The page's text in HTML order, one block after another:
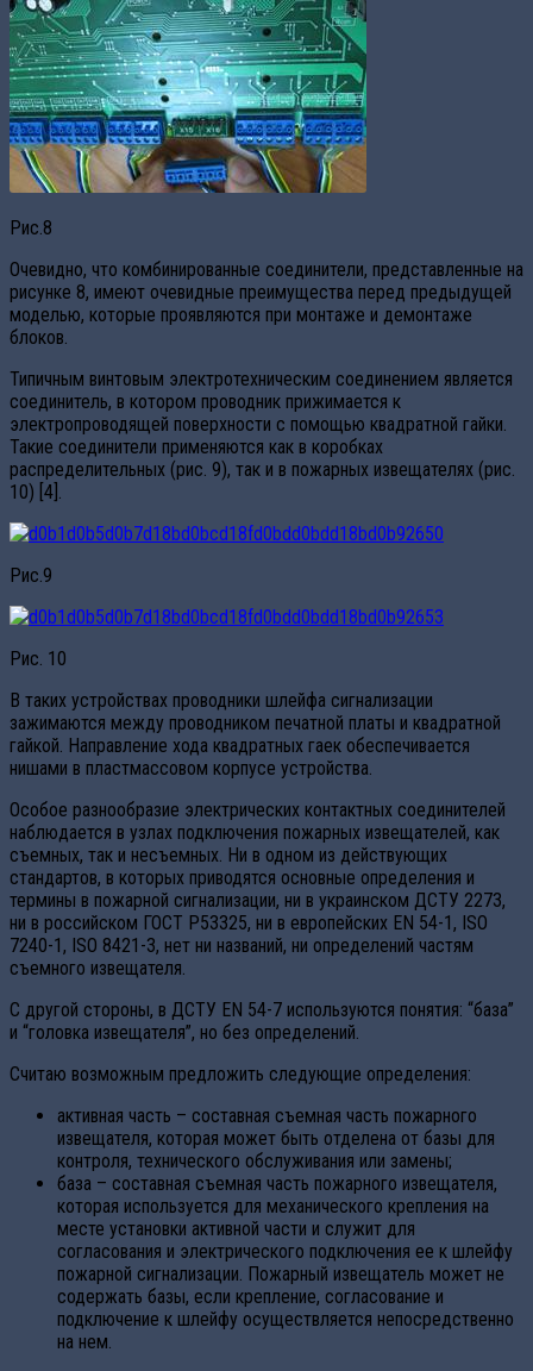
Рис.8
Очевидно, что комбинированные соединители, представленные на
рисунке 8, имеют очевидные преимущества перед предыдущей
моделью, которые проявляются при монтаже и демонтаже
блоков.
Типичным винтовым электротехническим соединением является
соединитель, в котором проводник прижимается к
электропроводящей поверхности с помощью квадратной гайки.
Такие соединители применяются как в коробках
распределительных (рис. 9), так и в пожарных извещателях (рис.
10) [4].
Рис.9
Рис. 10
В таких устройствах проводники шлейфа сигнализации
зажимаются между проводником печатной платы и квадратной
гайкой. Направление хода квадратных гаек обеспечивается
нишами в пластмассовом корпусе устройства.
Особое разнообразие электрических контактных соединителей
наблюдается в узлах подключения пожарных извещателей, как
съемных, так и несъемных. Ни в одном из действующих
стандартов, в которых приводятся основные определения и
термины в пожарной сигнализации, ни в украинском ДСТУ 2273,
ни в российском ГОСТ Р53325, ни в европейских EN 54-1, ISO
7240-1, ISO 8421-3, нет ни названий, ни определений частям
съемного извещателя.
С другой стороны, в ДСТУ EN 54-7 используются понятия: “база”
и “головка извещателя”, но без определений.
Считаю возможным предложить следующие определения:
активная часть – составная съемная часть пожарного
извещателя, которая может быть отделена от базы для
контроля, технического обслуживания или замены;
база – составная съемная часть пожарного извещателя,
которая используется для механического крепления на
месте установки активной части и служит для
согласования и электрического подключения ее к шлейфу
пожарной сигнализации. Пожарный извещатель может не
содержать базы, если крепление, согласование и
подключение к шлейфу осуществляется непосредственно
на нем.